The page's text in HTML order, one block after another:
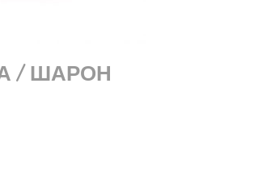
/ ШАРОН